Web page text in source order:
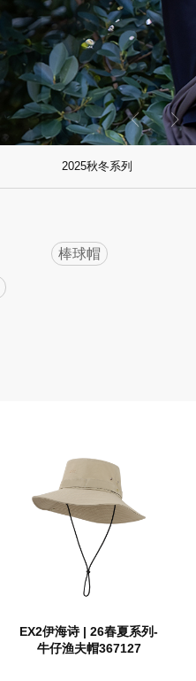
2025秋冬系列
棒球帽
EX2伊海诗 | 26春夏系列-
牛仔渔夫帽367127